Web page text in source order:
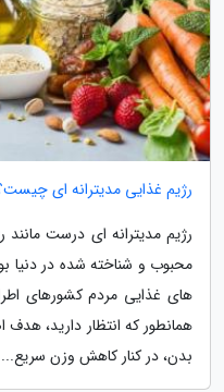
رژیم غذایی مدیترانه ای
رژیم مدیترانه ای درست
محبوب و شناخته شده در دنیا
های غذایی مردم کشورهای
همانطور که انتظار دارید،
بدن، در کنار کاهش وزن سریع...